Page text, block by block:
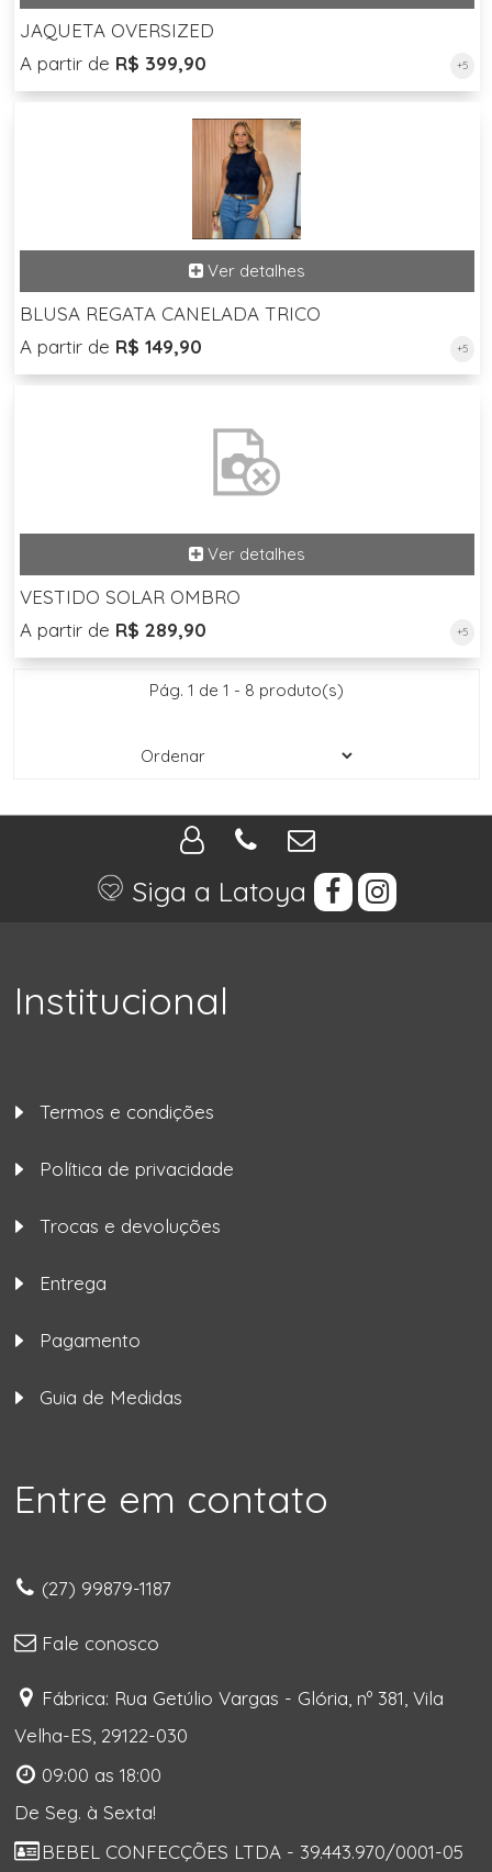
JAQUETA OVERSIZED
A partir de R$ 399,90 +5
BLUSA REGATA CANELADA TRICO
A partir de R$ 149,90 +5
VESTIDO SOLAR OMBRO
A partir de R$ 289,90 +5
Pág. 1 de 1 - 8 produto(s)
Siga a Latoya
Institucional
Termos e condições
Política de privacidade
Trocas e devoluções
Entrega
Pagamento
Guia de Medidas
Entre em contato
(27) 99879-1187
Fale conosco
Fábrica: Rua Getúlio Vargas - Glória, nº 381, Vila
Velha-ES, 29122-030
09:00 as 18:00
De Seg. à Sexta!
BEBEL CONFECÇÕES LTDA - 39.443.970/0001-05